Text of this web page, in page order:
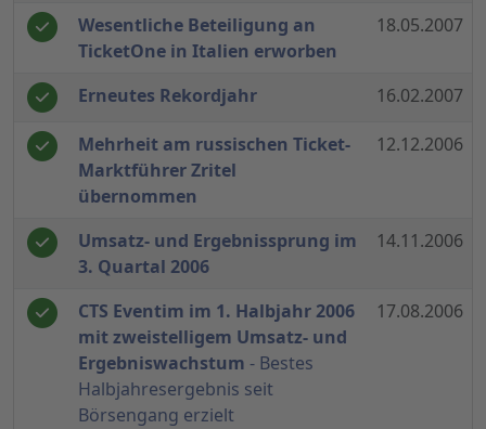
Wesentliche Beteiligung an
TicketOne in Italien erworben
18.05.2007
Erneutes Rekordjahr 16.02.2007
Mehrheit am russischen Ticket-
Marktführer Zritel
übernommen
12.12.2006
Umsatz- und Ergebnissprung im
3. Quartal 2006
14.11.2006
CTS Eventim im 1. Halbjahr 2006
mit zweistelligem Umsatz- und
Ergebniswachstum - Bestes
Halbjahresergebnis seit
Börsengang erzielt
17.08.2006